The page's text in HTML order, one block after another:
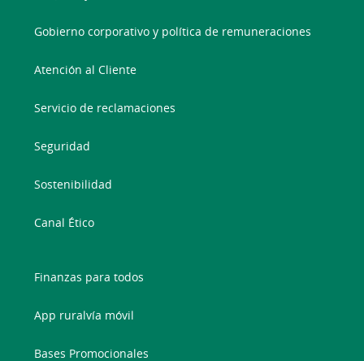
Gobierno corporativo y política de remuneraciones
Atención al Cliente
Servicio de reclamaciones
Seguridad
Sostenibilidad
Canal Ético
Finanzas para todos
App ruralvía móvil
Bases Promocionales